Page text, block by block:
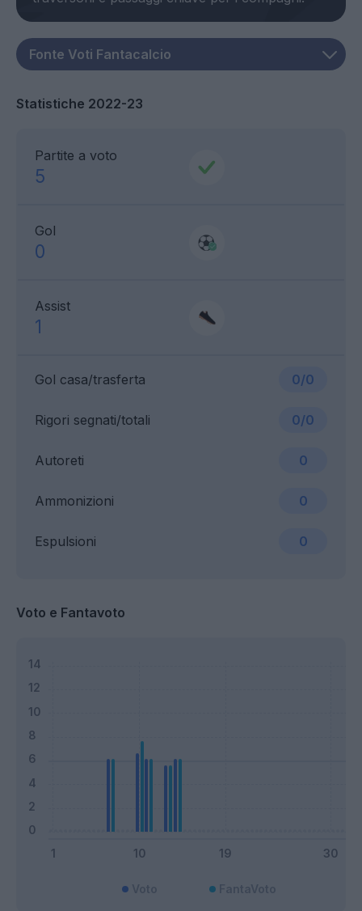
Statistiche 2022-23
Partite a voto
5
Gol
0
Assist
1
Gol casa/trasferta 0/0
Ammonizioni 0
Rigori segnati/totali 0/0
Espulsioni 0
Autoreti 0
Voto e Fantavoto